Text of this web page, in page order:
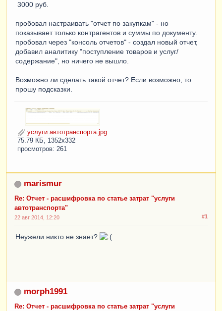
3000 руб.
пробовал настраивать "отчет по закупкам" - но
показывает только контрагентов и суммы по документу.
пробовал через "консоль отчетов" - создал новый отчет,
добавил аналитику "поступление товаров и услуг/
содержание", но ничего не вышло.
Возможно ли сделать такой отчет? Если возможно, то
прошу подсказки.
услуги автотранспорта.jpg
75.79 КБ, 1352x332
просмотров: 261
marismur
Re: Отчет - расшифровка по статье затрат "услуги
автотранспорта"
#1
22 авг 2014, 12:20
Неужели никто не знает?
morph1991
Re: Отчет - расшифровка по статье затрат "услуги